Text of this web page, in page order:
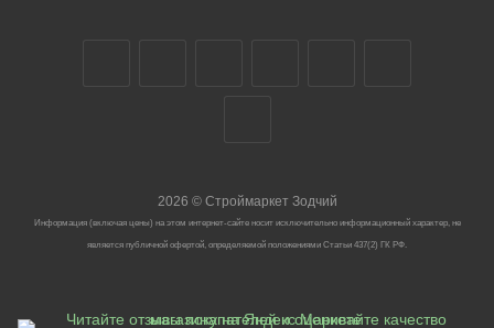
2026 ©Строймаркет Зодчий
Информация (включая цены) на этом интернет-сайте носит исключительно информационный характер, не
является публичной офертой, определяемой положениями Статьи 437(2) ГК РФ.